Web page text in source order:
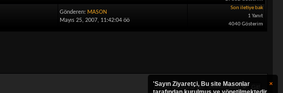
Gönderen: MASON
Mayıs 25, 2007, 11:42:04 öö
Son iletiye bak
1 Yanıt
4040 Gösterim
Gitmek istediğiniz yer: ×
'Sayın Ziyaretçi, Bu site Masonlar